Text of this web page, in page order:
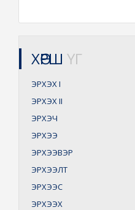
ХӨРШ ҮГ
ЭРХЭХI
ЭРХЭХII
ЭРХЭЧ
ЭРХЭЭ
ЭРХЭЭВЭР
ЭРХЭЭЛТ
ЭРХЭЭС
ЭРХЭЭХ